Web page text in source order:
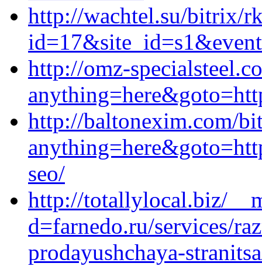
http://wachtel.su/bitrix/
http://omz-
http://baltonexim.com/
seo/
http://totallylocal.biz/
d=farnedo.ru/services/
prodayushchaya-